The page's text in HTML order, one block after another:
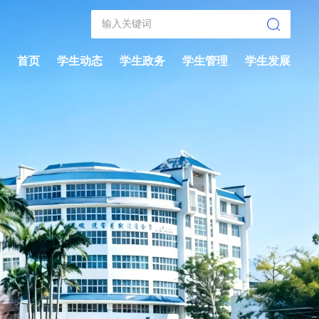
首页 学生动态 学生政务 学生管理 学生发展